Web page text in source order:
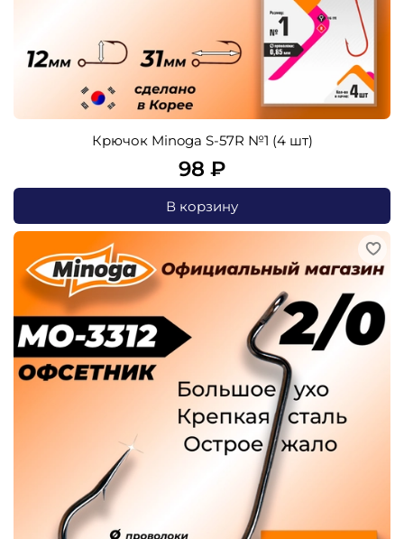
Крючок Minoga S-57R №1 (4 шт)
98 ₽
В корзину